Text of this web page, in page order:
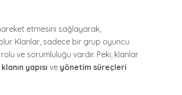
etmesini sağlayarak,
Klanlar, sadece bir grup oyuncu
ve sorumluluğu vardır. Peki, klanlar
klanın yapısı ve yönetim süreçleri